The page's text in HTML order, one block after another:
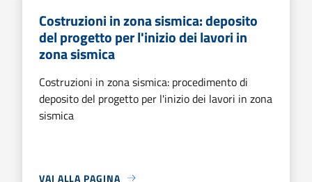
Costruzioni in zona sismica: deposito
del progetto per l'inizio dei lavori in
zona sismica
Costruzioni in zona sismica: procedimento di
deposito del progetto per l'inizio dei lavori in zona
sismica
VAI ALLA PAGINA